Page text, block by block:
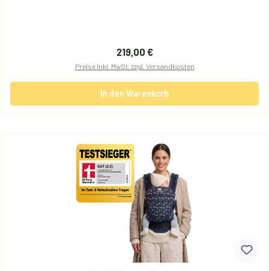
Regulärer Preis:
219,00 €
Preise inkl. MwSt. zzgl. Versandkosten
In den Warenkorb